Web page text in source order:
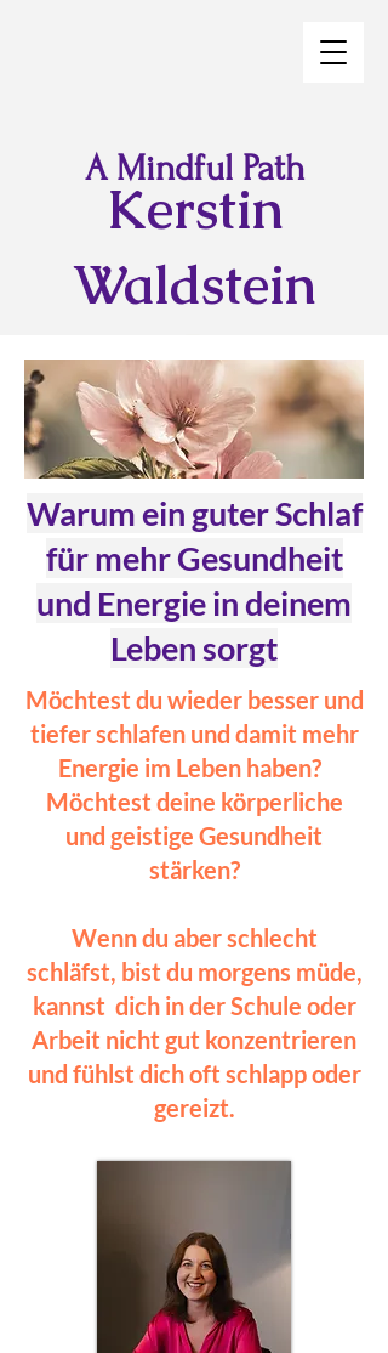
A Mindful Path
Kerstin
Waldstein
Warum ein guter Schlaf
für mehr Gesundheit
und Energie in deinem
Leben sorgt
Möchtest du wieder besser und
tiefer schlafen und damit mehr
Energie im Leben haben?
Möchtest deine körperliche
und geistige Gesundheit
stärken?
Wenn du aber schlecht
schläfst, bist du morgens müde,
kannst dich in der Schule oder
Arbeit nicht gut konzentrieren
und fühlst dich oft schlapp oder
gereizt.